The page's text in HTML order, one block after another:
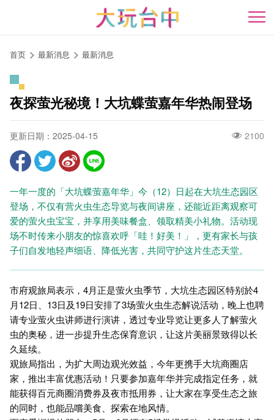
开
首页 最新消息 最新消息
夜探萤光秘境！大坑蝶萤嘉年华热闹登场
更新日期：2025-04-15 2100
一年一度的「大坑蝶萤嘉年华」今（12）日起在大坑生态园区
登场，不仅有营火虫生态导览与夜间讲座，还能近距离观察可
爱的萤火虫宝宝，并享用美味餐盒、领取精美小礼物。活动现
场不时传来小朋友的惊喜欢呼「哇！好美！」，更有家长与孩
子们自发地轻声细语、降低光害，共同守护这片生态天堂。
市府观旅局表示，4月正是萤火虫季节，大坑生态园区特别於4
月12日、13日及19日安排了3场萤火虫生态解说活动，晚上也聘
请专业萤火虫讲师进行演讲，透过专业导览让更多人了解萤火
虫的奥秘，进一步提升生态保育意识，让这片美丽景致得以长
久延续。
观旅局指出，为扩大周边观光效益，今年更携手大坑商圈店
家，推出丰富优惠活动！只要参加嘉年华并完成指定任务，就
能获得百元商圈消费券及夜市抵用券，让大家在享受生态之旅
的同时，也能品嚐美食、探索在地风情。